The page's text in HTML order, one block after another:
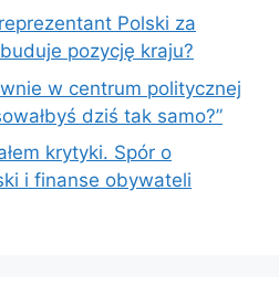
Polski za
pozycję kraju?
w centrum politycznej
dziś tak samo?”
krytyki. Spór o
i finanse obywateli